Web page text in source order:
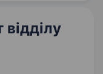
відділу